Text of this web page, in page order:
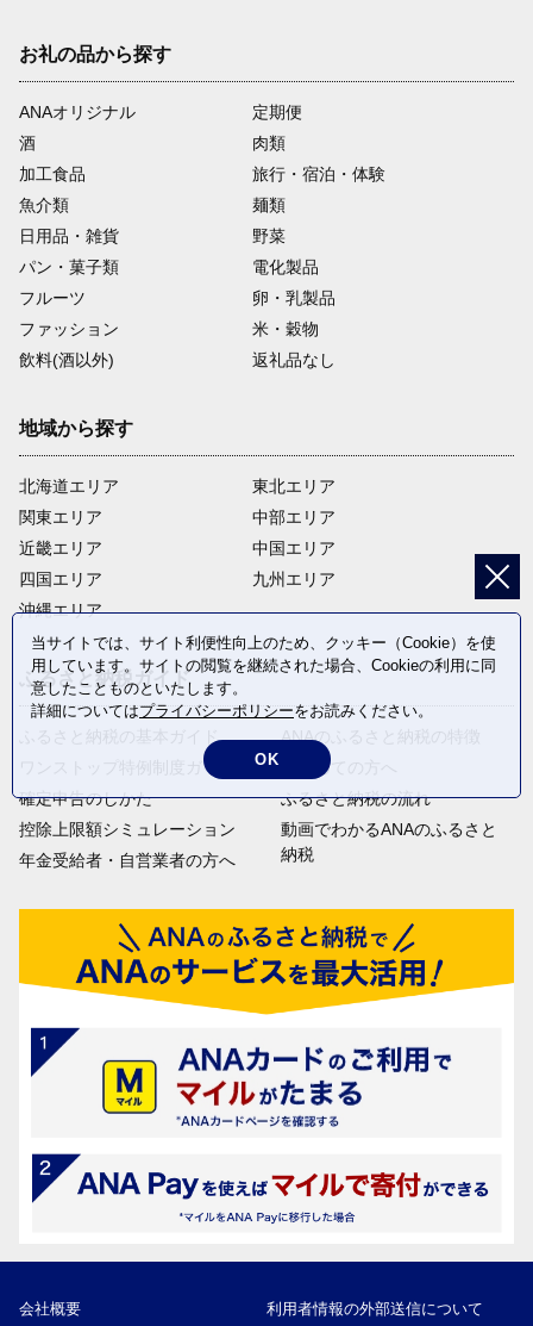
お礼の品から探す
ANAオリジナル
定期便
酒
肉類
加工食品
旅行・宿泊・体験
魚介類
麺類
日用品・雑貨
野菜
パン・菓子類
電化製品
フルーツ
卵・乳製品
ファッション
米・穀物
飲料(酒以外)
返礼品なし
地域から探す
北海道エリア
関東エリア
近畿エリア
四国エリア
沖縄エリア
東北エリア
中部エリア
中国エリア
九州エリア
ふるさと納税ガイド
ふるさと納税の基本ガイド
ワンストップ特例制度ガイド
確定申告のしかた
控除上限額シミュレーション
年金受給者・自営業者の方へ
ANAのふるさと納税の特徴
はじめての方へ
ふるさと納税の流れ
動画でわかるANAのふるさと
納税
会社概要 利用者情報の外部送信について
当サイトでは、サイト利便性向上のため、クッキー（Cookie）を使
用しています。サイトの閲覧を継続された場合、Cookieの利用に同
意したことものといたします。
詳細についてはプライバシーポリシーをお読みください。
OK